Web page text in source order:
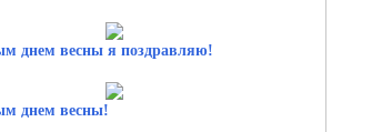
днем весны я поздравляю!
днем весны!